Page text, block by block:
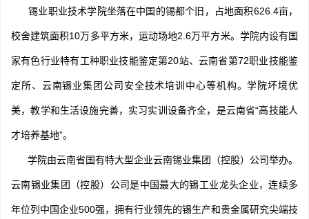
锡业职业技术学院坐落在中国的锡都个旧，占地面积626.4亩，
校舍建筑面积10万多平方米，运动场地2.6万平方米。学院内设有国
家有色行业特有工种职业技能鉴定第20站、云南省第72职业技能鉴
定所、云南锡业集团公司安全技术培训中心等机构。学院坏境优
美，教学和生活设施完善，实习实训设备齐全，是云南省“高技能人
才培养基地”。
学院由云南省国有特大型企业云南锡业集团（控股）公司举办。
云南锡业集团（控股）公司是中国最大的锡工业龙头企业，连续多
年位列中国企业500强，拥有行业领先的锡生产和贵金属研究尖端技